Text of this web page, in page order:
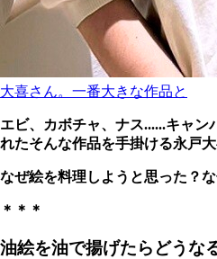
大喜さん。一番大きな作品と
エビ、カボチャ、ナス......キャ
れたそんな作品を手掛ける永戸
なぜ絵を料理しようと思った？
＊＊＊
油絵を油で揚げたらどうな